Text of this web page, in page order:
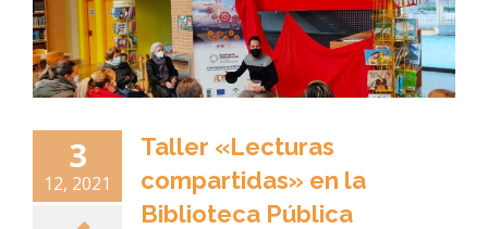
3
12, 2021
Taller «Lecturas
compartidas» en la
Biblioteca Pública